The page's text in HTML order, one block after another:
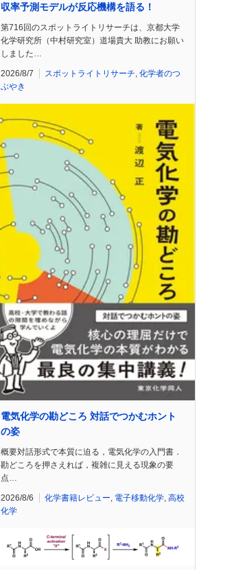
収率予測モデルが反応機構を語る！
第716回のスポットライトリサーチは、京都大学
化学研究所（中村研究室）道場貴大 助教にお願い
しました…
2026/8/7 スポットライトリサーチ 化学者のつ
ぶやき
電気化学の勘どころ 対話でつかむホント
の姿
概要対話形式で本質に迫る，電気化学の入門書．
勘どころを押さえれば，複雑に見える現象の要
点…
2026/8/6 化学書籍レビュー 電子移動化学 高校
化学